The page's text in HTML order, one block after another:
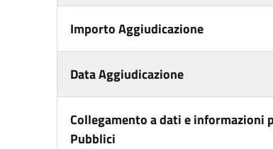
Importo Aggiudicazione
Data Aggiudicazione
Collegamento a dati e informazioni
Pubblici